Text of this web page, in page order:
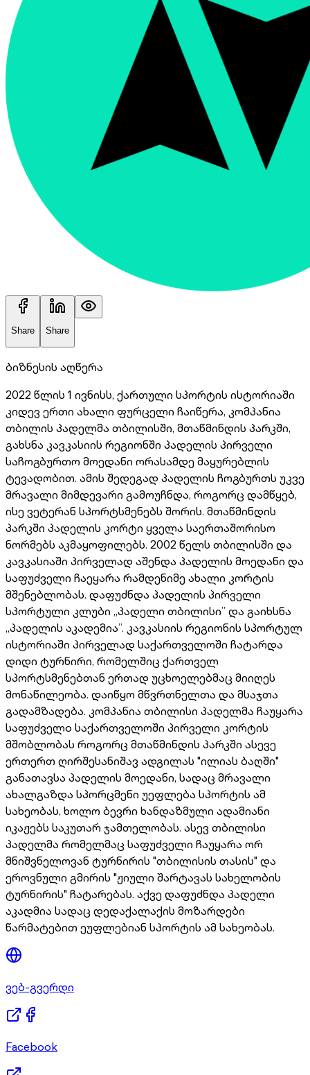
Share Share
ბიზნესის აღწერა
2022 წლის 1 ივნისს, ქართული სპორტის ისტორიაში
კიდევ ერთი ახალი ფურცელი ჩაიწერა, კომპანია
თბილის პადელმა თბილისში, მთაწმინდის პარკში,
გახსნა კავკასიის რეგიონში პადელის პირველი
საჩოგბურთო მოედანი ორასამდე მაყურებლის
ტევადობით. ამის შედეგად პადელის ჩოგბურთს უკვე
მრავალი მიმდევარი გამოუჩნდა, როგორც დამწყებ,
ისე ვეტერან სპორტსმენებს შორის. მთაწმინდის
პარკში პადელის კორტი ყველა საერთაშორისო
ნორმებს აკმაყოფილებს. 2002 წელს თბილისში და
კავკასიაში პირველად აშენდა პადელის მოედანი და
საფუძველი ჩაეყარა რამდენიმე ახალი კორტის
მშენებლობას. დაფუძნდა პადელის პირველი
სპორტული კლუბი ,,პადელი თბილისი’’ და გაიხსნა
,,პადელის აკადემია’’. კავკასიის რეგიონის სპორტულ
ისტორიაში პირველად საქართველოში ჩატარდა
დიდი ტურნირი, რომელშიც ქართველ
სპორტსმენებთან ერთად უცხოელებმაც მიიღეს
მონაწილეობა. დაიწყო მწვრთნელთა და მსაჯთა
გადამზადება. კომპანია თბილისი პადელმა ჩაუყარა
საფუძველo საქართველოში პირველი კორტის
მშობლობას როგორც მთაწმინდის პარკში ასევე
ერთერთ ღირშესანიშავ ადგილას "ილიას ბაღში"
განათავსა პადელის მოედანი, სადაც მრავალი
ახალგაზდა სპორცმენი უეფლება სპორტის ამ
სახეობას, ხოლო ბევრი ხანდაზმული ადამიანი
იკაჟებს საკუთარ ჯამთელობას. ასევ თბილისი
პადელმა რომელმაც საფუძველი ჩაუყარა ორ
მნიშვნელოვან ტურნირის "თბილისის თასის" და
ეროვნული გმირის "ჟიული შარტავას სახელობის
ტურნირის" ჩატარებას. აქვე დაფუძნდა პადელი
აკადმია სადაც დედაქალაქის მოზარდები
წარმატებით ეუფლებიან სპორტის ამ სახეობას.
ვებ-გვერდი
Facebook